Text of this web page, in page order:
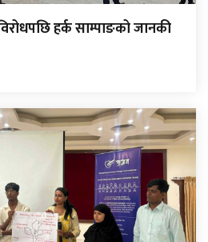
हर्क साम्पाङको जानकी